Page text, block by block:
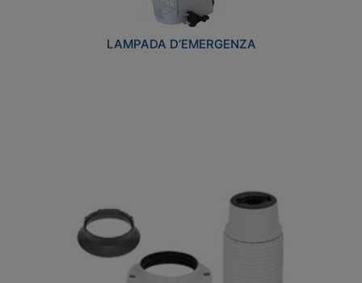
LAMPADA D’EMERGENZA